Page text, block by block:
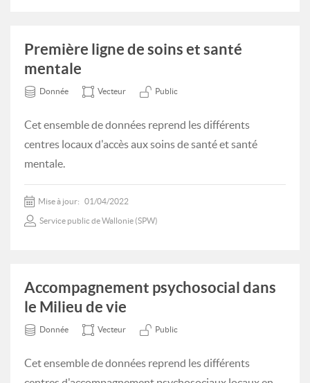
Première ligne de soins et santé
mentale
Donnée Vecteur Public
Cet ensemble de données reprend les différents
centres locaux d'accès aux soins de santé et santé
mentale.
Mise à jour: 01/04/2022
Service public de Wallonie (SPW)
Accompagnement psychosocial dans
le Milieu de vie
Donnée Vecteur Public
Cet ensemble de données reprend les différents